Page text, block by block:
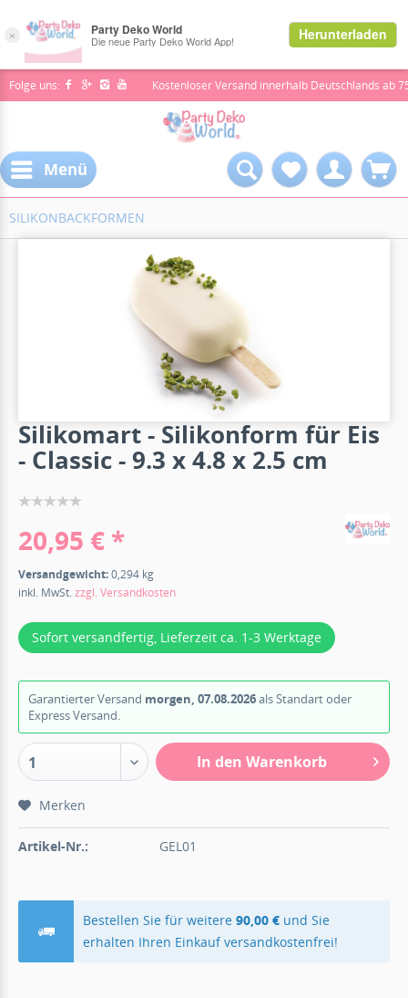
Folge uns: Kostenloser Versand innerhalb Deutschlands ab
Menü
SILIKONBACKFORMEN
Silikomart - Silikonform für Eis
- Classic - 9.3 x 4.8 x 2.5 cm
20,95 € *
Versandgewicht:0,294 kg
inkl. MwSt.zzgl. Versandkosten
Sofort versandfertig, Lieferzeit ca. 1-3 Werktage
Garantierter Versand morgen, 07.08.2026als Standart oder
Express Versand.
1 In den Warenkorb
Merken
Artikel-Nr.: GEL01
Bestellen Sie für weitere90,00 € und Sie
erhalten Ihren Einkauf versandkostenfrei!